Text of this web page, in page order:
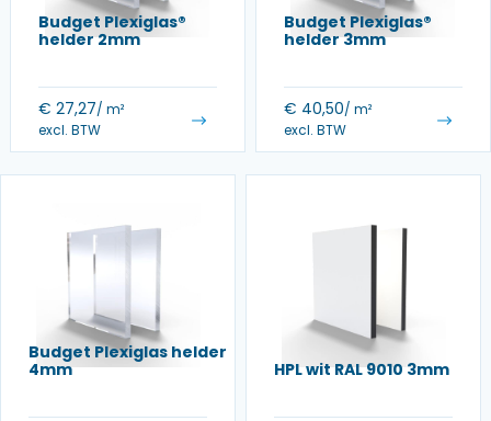
Budget Plexiglas®
helder 2mm
€ 27,27/ m²
excl. BTW
Budget Plexiglas®
helder 3mm
€ 40,50/ m²
excl. BTW
Budget Plexiglas helder
4mm
HPL wit RAL 9010 3mm